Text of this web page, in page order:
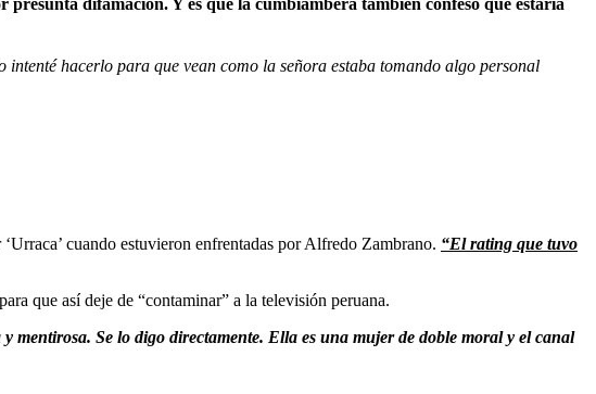
presunta difamación. Y es que la cumbiambera también confesó que estaría
hacerlo para que vean como la señora estaba tomando algo personal
cuando estuvieron enfrentadas por Alfredo Zambrano. “El rating que tuvo
que así deje de “contaminar” a la televisión peruana.
mentirosa. Se lo digo directamente. Ella es una mujer de doble moral y el canal